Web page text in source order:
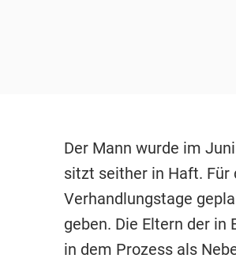
Der Mann wurde im
sitzt seither in Haft. Für
Verhandlungstage
geben. Die Eltern der in
in dem Prozess als